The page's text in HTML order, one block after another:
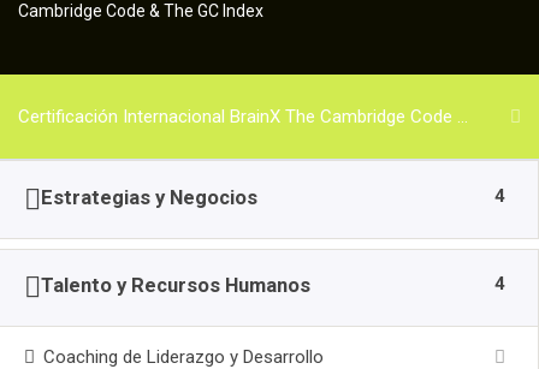
Cambridge Code & The GC Index
Certificación Internacional BrainX The Cambridge Code &
Estrategias y Negocios 4
Talento y Recursos Humanos 4
Coaching de Liderazgo y Desarrollo